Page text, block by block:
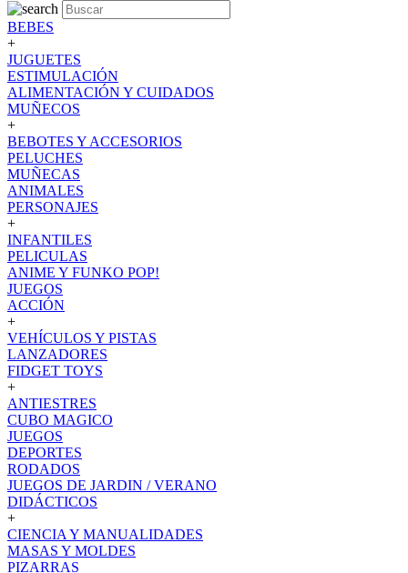
BEBES
+
JUGUETES
ESTIMULACIÓN
ALIMENTACIÓN Y CUIDADOS
MUÑECOS
+
BEBOTES Y ACCESORIOS
PELUCHES
MUÑECAS
ANIMALES
PERSONAJES
+
INFANTILES
PELICULAS
ANIME Y FUNKO POP!
JUEGOS
ACCIÓN
+
VEHÍCULOS Y PISTAS
LANZADORES
FIDGET TOYS
+
ANTIESTRES
CUBO MAGICO
JUEGOS
DEPORTES
RODADOS
JUEGOS DE JARDIN / VERANO
DIDÁCTICOS
+
CIENCIA Y MANUALIDADES
MASAS Y MOLDES
PIZARRAS